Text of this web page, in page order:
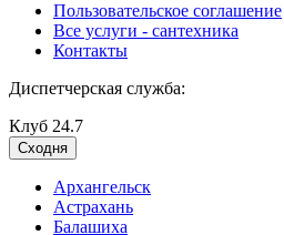
Пользовательское соглашение
Все услуги - cантехника
Контакты
Диспетчерская служба:
Клуб 24.7
Сходня
Архангельск
Астрахань
Балашиха